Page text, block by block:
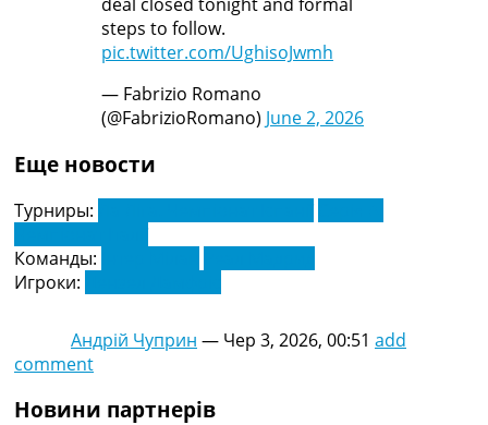
steps to follow.
pic.twitter.com/UghisoJwmh
— Fabrizio Romano
(@FabrizioRomano) June 2, 2026
Еще новости
Турниры:
Команды:
Игроки:
Андрій Чуприн — Чер 3, 2026, 00:51 add
comment
Новини партнерів